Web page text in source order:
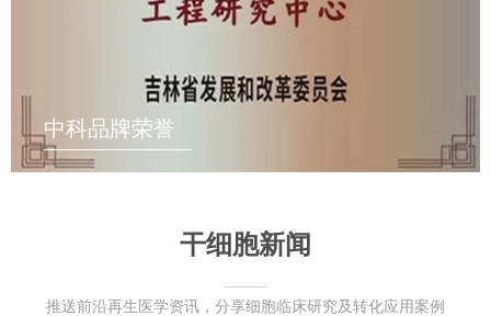
中科品牌荣誉
干细胞新闻
推送前沿再生医学资讯，分享细胞临床研究及转化应用案例